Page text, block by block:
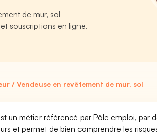
de mur, sol -
et souscriptions en ligne.
/ Vendeuse en revêtement de mur, sol
un métier référencé par Pôle emploi, par
et permet de bien comprendre les